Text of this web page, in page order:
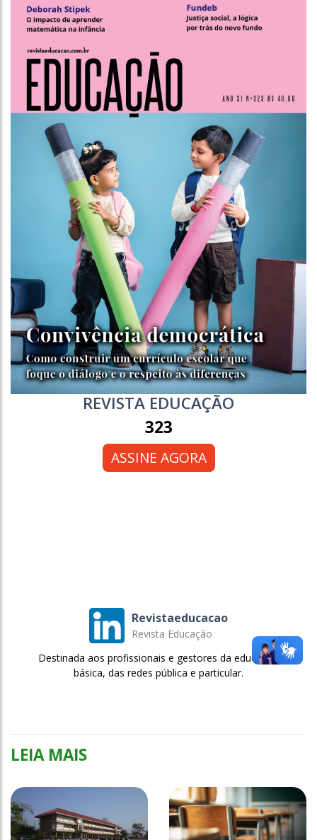
REVISTA EDUCAÇÃO
323
ASSINE AGORA
Revistaeducacao
Revista Educação
Destinada aos profissionais e gestores da educação
básica, das redes pública e particular.
LEIA MAIS